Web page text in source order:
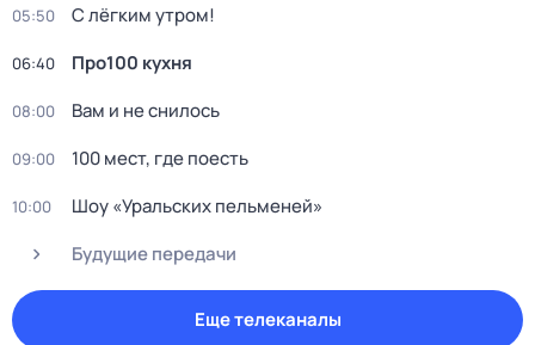
05:50 С лёгким утром!
06:40 Пpo100 кухня
08:00 Вам и не снилось
09:00 100 мест, где поесть
10:00
Шоy «Уральских пeльменей»
Будущие передачи
Еще телеканалы